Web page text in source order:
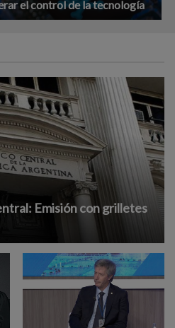
el control de la tecnología
Emisión con grilletes